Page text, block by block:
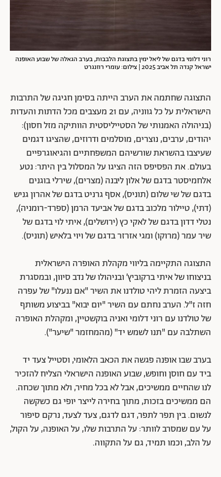
רוני דלומי בדגם של ליאל ימין בתצוגת הלבבות, בערב הגאלה של שבוע האופנה
ישראל קנדה תל אביב 2025 | צילום: עומרי רוזנגרט
התצוגה שחתמה את הערב הייתה בסימן חגיגה של התרבות
הישראלית על כל גווניה, עם 21 מעצבים מכל הדתות והעדות
(בניהולה האמנותי של הסטייליסטית הוותיקה מזל חסון):
יהודים, ערבים, נוצרים, מוסלמים ודרוזים, שהציגו דגמים
שעיצבו בהשראת שורשיהם המשפחתיים והגיאוגרפיים
בעולם. את הפסיפס הזה הציגו על המסלול בין היתר: נטע
אלחמיסטר בדגם של אלון ליבנה (מצרים), שירלי בוגנים
בדגם של שי שלום (תוניס), אסף גרניט בדגם של אהרון גניש
(דתי), טיילור מלכוב בדגם של אביעד הרמן (ספרד-רומניה),
נטלי דדון בדגם של לאקי כץ (ירושלים), איתי לוי בדגם של
שיר עמר (מרוקו) ומגי אזרזר בדגם של ויוי בלאיש (תוניס).
התצוגה התקיימה בליווי מקהלת האופרה הישראלית
בניצוחו של איתי ברקוביץ׳ ובניהולו של נדב סיוון, ובמסגרת
ביצעה הזמרת ליהי טולדנו את השיר "אם ננעלו" של עפרה
חזה ז"ל. הערב נחתם עם השיר "יום יבוא" בביצוע משותף
של טולדנו עם רוני דלומי ואניה בוקשטיין, ומקהלת האופרה
השתלבה עם "תנו לשמש יד" (מהמחזמר "שיער").
בערב שבו אופנה פגשה את הכאב הלאומי, וסטייל צעד יד
ביד עם חוסן וחופש, שבוע האופנה הישראלי הצליח להזכיר
לנו שהחיים ממשיכים, אבל לא בכל מחיר, ולא מתוך שכחה.
הם ממשיכים בזכות, מתוך בחירה לייצר יופי גם כשקשה
לנשום. בין תפר לתפר, דגם לדגם, צעד לצעד, נרקם סיפור
על עם שמסרב לוותר: על התרבות שלו, על האופנה, על הקול,
על הלב, וכמו תמיד, גם על התקווה.